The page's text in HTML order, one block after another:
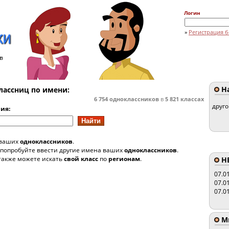
Логин
» Регистрация
по имени:
6 754 одноклассников в 5 821 классах
одноклассников.
ввести другие имена вашиходноклассников.
можете искатьсвой класс по регионам.